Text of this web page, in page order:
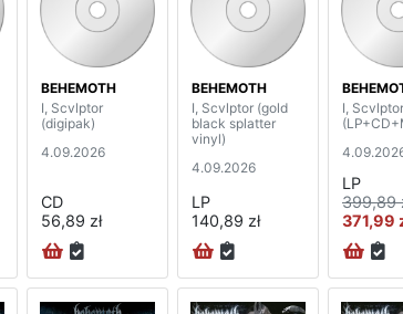
BEHEMOTH
I, Scvlptor
(digipak)
4.09.2026
CD
56,89 zł
BEHEMOTH
I, Scvlptor (gold
black splatter
vinyl)
4.09.2026
LP
140,89 zł
I, Scvlptor
LP
399,89
371,99